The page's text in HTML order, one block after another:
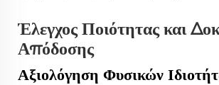
Έλεγχος Ποιότητας και
Απόδοσης
Αξιολόγηση Φυσικών